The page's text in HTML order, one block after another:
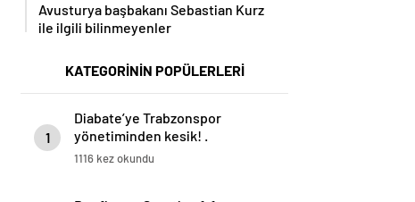
Avusturya başbakanı Sebastian Kurz
ile ilgili bilinmeyenler
KATEGORİNİN POPÜLERLERİ
1
Diabate’ye Trabzonspor
yönetiminden kesik! .
1116 kez okundu